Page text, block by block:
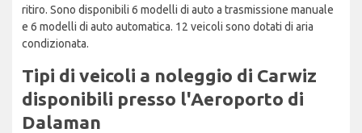
ritiro. Sono disponibili 6 modelli di auto a trasmissione manuale
e 6 modelli di auto automatica. 12 veicoli sono dotati di aria
condizionata.
Tipi di veicoli a noleggio di Carwiz
disponibili presso l'Aeroporto di
Dalaman